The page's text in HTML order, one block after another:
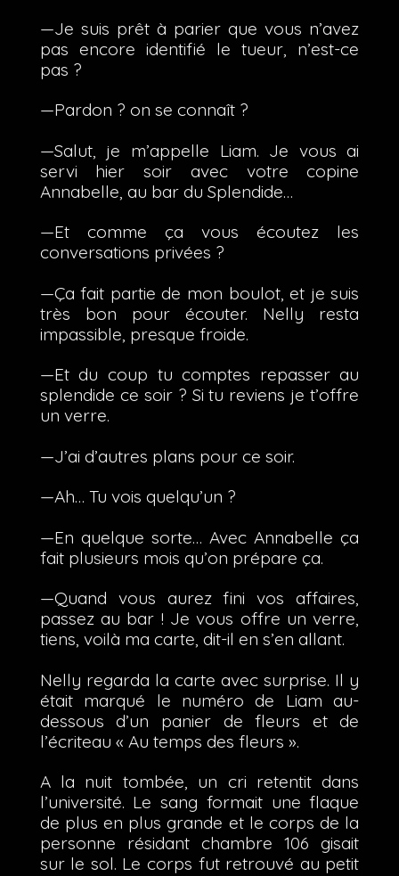
—Je suis prêt à parier que vous n’avez
pas encore identifié le tueur, n’est-ce
pas ?
—Pardon ? on se connaît ?
—Salut, je m’appelle Liam. Je vous ai
servi hier soir avec votre copine
Annabelle, au bar du Splendide…
—Et comme ça vous écoutez les
conversations privées ?
—Ça fait partie de mon boulot, et je suis
très bon pour écouter. Nelly resta
impassible, presque froide.
—Et du coup tu comptes repasser au
splendide ce soir ? Si tu reviens je t’offre
un verre.
—J’ai d’autres plans pour ce soir.
—Ah… Tu vois quelqu’un ?
—En quelque sorte… Avec Annabelle ça
fait plusieurs mois qu’on prépare ça.
—Quand vous aurez fini vos affaires,
passez au bar ! Je vous offre un verre,
tiens, voilà ma carte, dit-il en s’en allant.
Nelly regarda la carte avec surprise. Il y
était marqué le numéro de Liam au-
dessous d’un panier de fleurs et de
l’écriteau « Au temps des fleurs ».
A la nuit tombée, un cri retentit dans
l’université. Le sang formait une flaque
de plus en plus grande et le corps de la
personne résidant chambre 106 gisait
sur le sol. Le corps fut retrouvé au petit